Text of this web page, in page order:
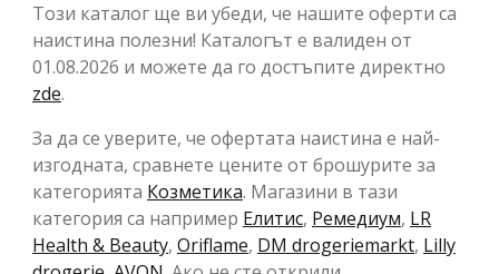
Този каталог ще ви убеди, че нашите оферти са
наистина полезни! Каталогът е валиден от
01.08.2026 и можете да го достъпите директно
zde.
За да се уверите, че офертата наистина е най-
изгодната, сравнете цените от брошурите за
категорията Козметика. Магазини в тази
категория са например Елитис, Ремедиум, LR
Health & Beauty, Oriflame, DM drogeriemarkt, Lilly